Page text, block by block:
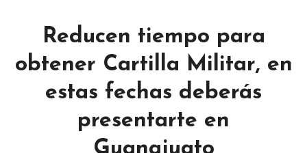
Reducen tiempo para
obtener Cartilla Militar, en
estas fechas deberás
presentarte en